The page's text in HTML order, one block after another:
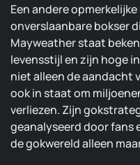
Een andere
onverslaanbare bokser
Mayweather staat
levensstijl en zijn hoge
niet alleen de aandacht
ook in staat om
verliezen. Zijn
geanalyseerd door fans
de gokwereld alleen